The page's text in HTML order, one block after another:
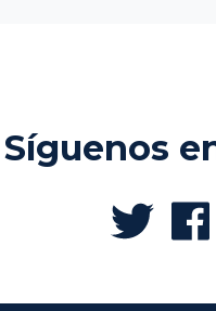
Síguenos